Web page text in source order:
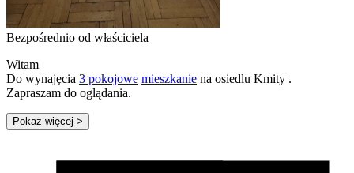
Bezpośrednio od właściciela
Witam
Do wynajęcia 3 pokojowe mieszkanie na osiedlu Kmity .
Zapraszam do oglądania.
Pokaż więcej >